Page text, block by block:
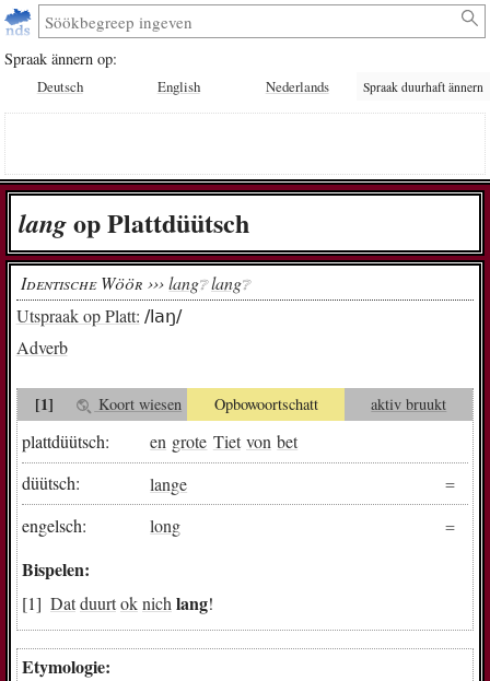
Spraak ännern op:
Deutsch English Nederlands Spraak duurhaft ännern
lan­gop Plattdüütsch
Utspraak op Platt: /laŋ/
Adverb
[1] Koort wiesen Opbowoortschatt aktiv bruukt
plattdüütsch: en grote Tiet von bet
düütsch:
lange
engelsch:
long
Bispelen:
Datduurtoknich lang!
Etymologie:
Identische Wöör ››› lang❔︎ lang❔︎